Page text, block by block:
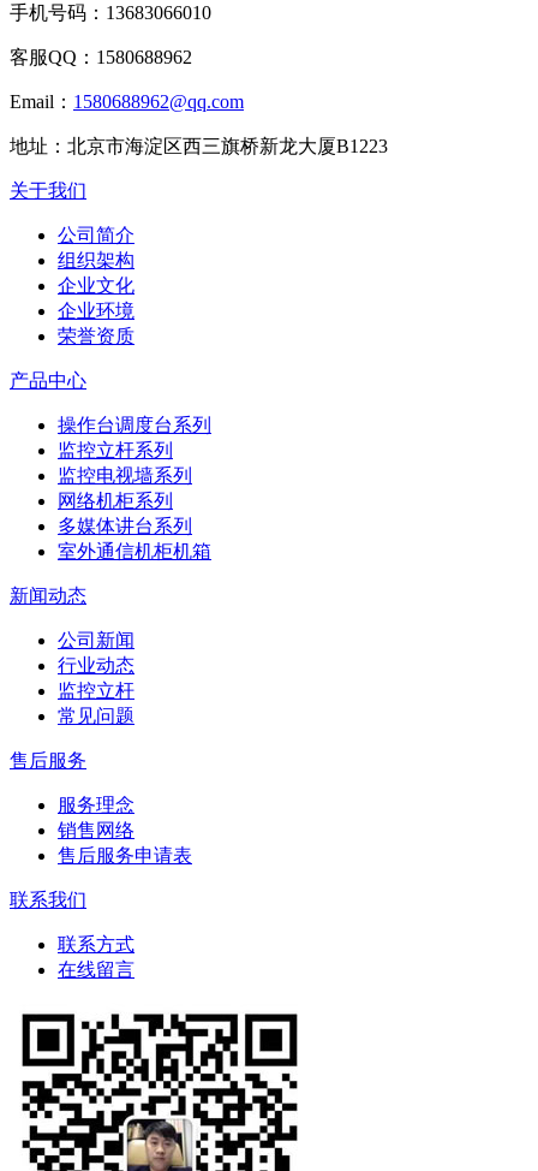
手机号码： 13683066010
客服QQ： 1580688962
Email： 1580688962@qq.com
地址： 北京市海淀区西三旗桥新龙大厦B1223
关于我们
公司简介
组织架构
企业文化
企业环境
荣誉资质
产品中心
操作台调度台系列
监控立杆系列
监控电视墙系列
网络机柜系列
多媒体讲台系列
室外通信机柜机箱
新闻动态
公司新闻
行业动态
监控立杆
常见问题
售后服务
服务理念
销售网络
售后服务申请表
联系我们
联系方式
在线留言